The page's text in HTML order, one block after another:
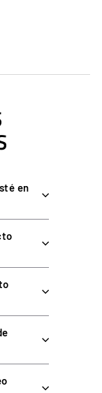
cm.
CNC,
anodizada
en